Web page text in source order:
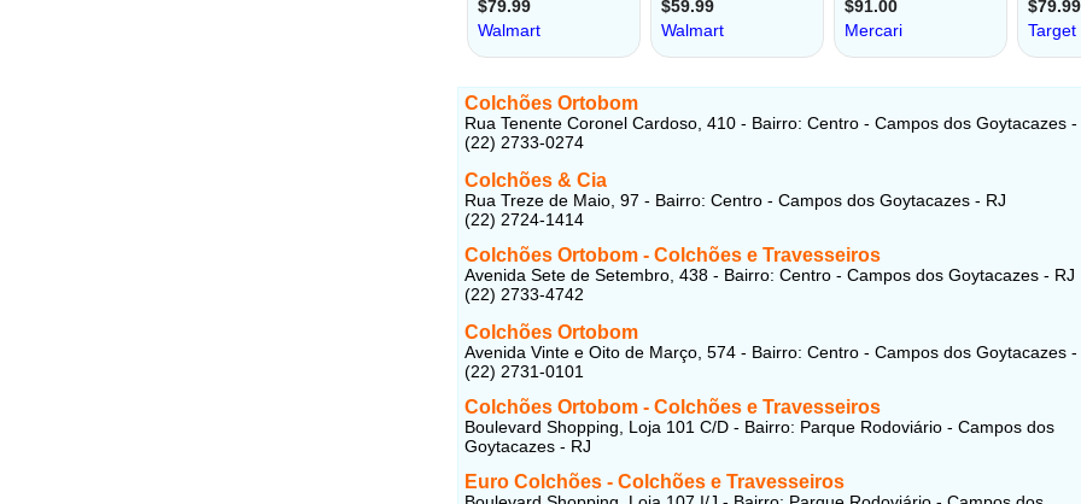
Colchões Ortobom
Rua Tenente Coronel Cardoso, 410 - Bairro: Centro - Campos dos Goytacazes -
(22) 2733-0274
Colchões & Cia
Rua Treze de Maio, 97 - Bairro: Centro - Campos dos Goytacazes - RJ
(22) 2724-1414
Colchões Ortobom - Colchões e Travesseiros
Avenida Sete de Setembro, 438 - Bairro: Centro - Campos dos Goytacazes - RJ
(22) 2733-4742
Colchões Ortobom
Avenida Vinte e Oito de Março, 574 - Bairro: Centro - Campos dos Goytacazes -
(22) 2731-0101
Colchões Ortobom - Colchões e Travesseiros
Boulevard Shopping, Loja 101 C/D - Bairro: Parque Rodoviário - Campos dos
Goytacazes - RJ
Euro Colchões - Colchões e Travesseiros